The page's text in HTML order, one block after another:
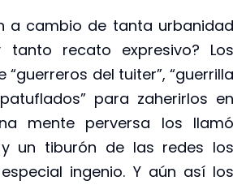
a cambio de tanta urbanidad
recato expresivo? Los
“guerreros del tuiter”, “guerrilla
para zaherirlos en
mente perversa los llamó
y un tiburón de las redes los
ingenio. Y aún así los